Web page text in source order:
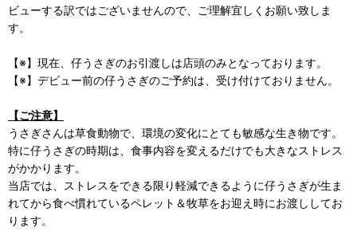
ビューする訳ではございませんので、ご理解宜しくお願い致しま
す。
【※】現在、仔うさぎのお引渡しは店頭のみとなっております。
【※】デビュー前の仔うさぎのご予約は、受け付けておりません。
【ご注意】
うさぎさんは草食動物で、環境の変化にとても敏感な生き物です。
特に仔うさぎの時期は、食事内容を変えるだけでも大きなストレス
がかかります。
当店では、ストレスをできる限り軽減できるように仔うさぎが生ま
れてから食べ慣れているペレット＆牧草をお迎え時にお渡ししてお
ります。